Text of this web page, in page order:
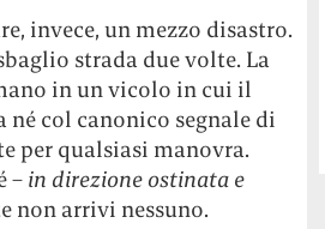
invece, un mezzo disastro.
strada due volte. La
in un vicolo in cui il
col canonico segnale di
per qualsiasi manovra.
– in direzione ostinata e
non arrivi nessuno.